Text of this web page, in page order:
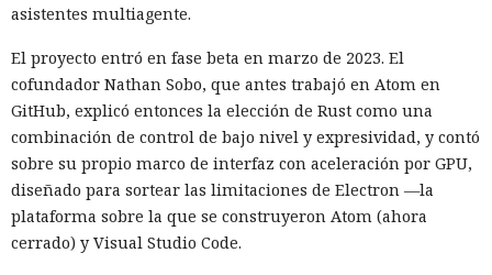
asistentes multiagente.
El proyecto entró en fase beta en marzo de 2023. El
cofundador Nathan Sobo, que antes trabajó en Atom en
GitHub, explicó entonces la elección de Rust como una
combinación de control de bajo nivel y expresividad, y contó
sobre su propio marco de interfaz con aceleración por GPU,
diseñado para sortear las limitaciones de Electron —la
plataforma sobre la que se construyeron Atom (ahora
cerrado) y Visual Studio Code.